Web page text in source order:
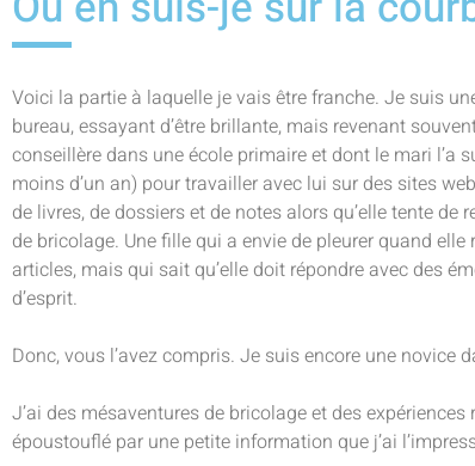
Voici la partie à laquelle je vais être franche. Je suis
bureau, essayant d’être brillante, mais revenant
conseillère dans une école primaire et dont le mari l’a
moins d’un an) pour travailler avec lui sur des sites
de livres, de dossiers et de notes alors qu’elle tente
de bricolage. Une fille qui a envie de pleurer quand
articles, mais qui sait qu’elle doit répondre avec des
d’esprit.
Donc, vous l’avez compris. Je suis encore une novice
J’ai des mésaventures de bricolage et des
époustouflé par une petite information que j’ai